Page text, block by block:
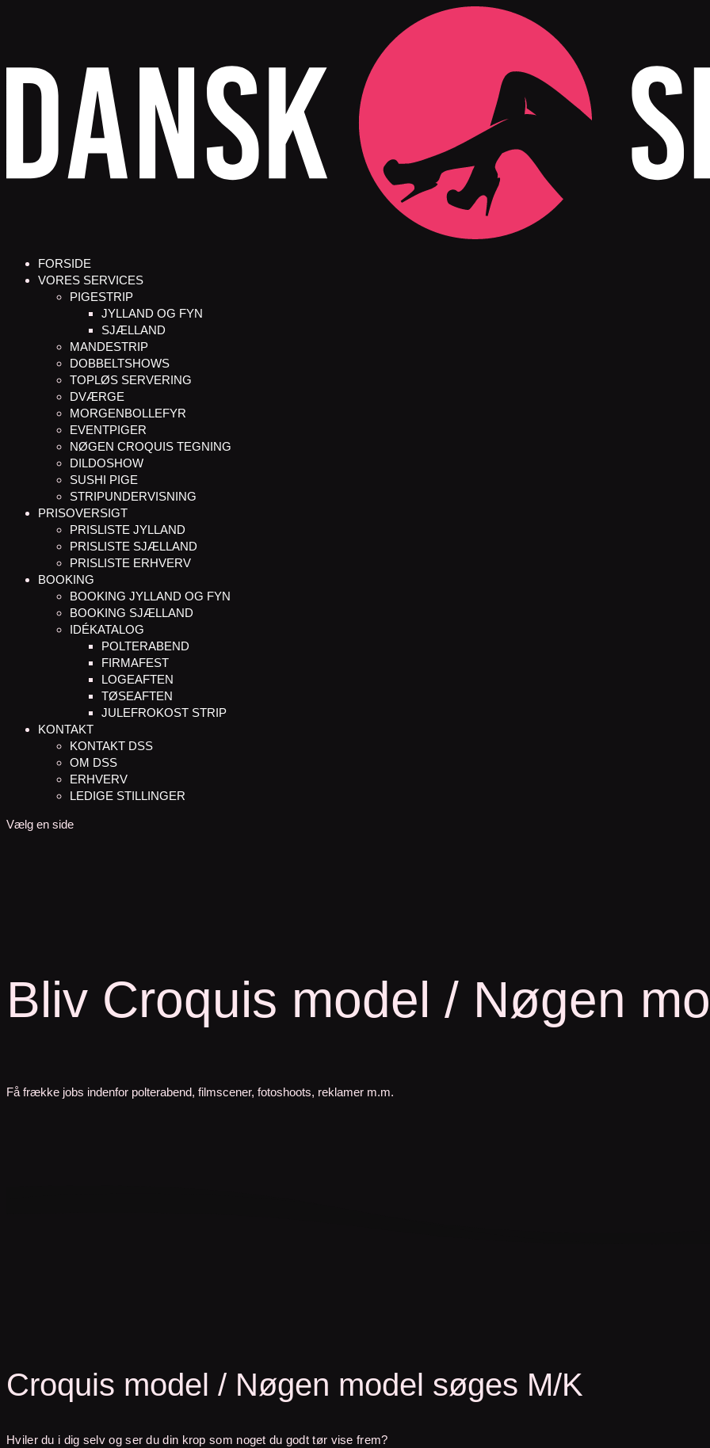
FORSIDE
VORES SERVICES
PIGESTRIP
JYLLAND OG FYN
SJÆLLAND
MANDESTRIP
DOBBELTSHOWS
TOPLØS SERVERING
DVÆRGE
MORGENBOLLEFYR
EVENTPIGER
NØGEN CROQUIS TEGNING
DILDOSHOW
SUSHI PIGE
STRIPUNDERVISNING
PRISOVERSIGT
PRISLISTE JYLLAND
PRISLISTE SJÆLLAND
PRISLISTE ERHVERV
BOOKING
BOOKING JYLLAND OG FYN
BOOKING SJÆLLAND
IDÉKATALOG
POLTERABEND
FIRMAFEST
LOGEAFTEN
TØSEAFTEN
JULEFROKOST STRIP
KONTAKT
KONTAKT DSS
OM DSS
ERHVERV
LEDIGE STILLINGER
Vælg en side
Bliv Croquis model / Nøgen
Få frække jobs indenfor polterabend, filmscener, fotoshoots, reklamer m.m.
Croquis model / Nøgen model søges M/K
Hviler du i dig selv og ser du din krop som noget du godt tør vise frem?